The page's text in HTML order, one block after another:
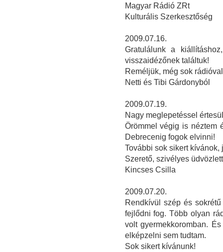
Magyar Rádió ZRt
Kulturális Szerkesztőség
2009.07.16.
Gratulálunk a
visszaidézőnek találtuk!
Reméljük, még sok
Netti és Tibi Gárdonyból
2009.07.19.
Nagy meglepetéssel
Örömmel végig is néztem
Debrecenig fogok elvinni!
További sok sikert kívánok,
Szerető, szivélyes
Kincses Csilla
2009.07.20.
Rendkívül szép és
fejlődni fog. Több olyan
volt gyermekkoromban.
elképzelni sem tudtam.
Sok sikert kívánunk!